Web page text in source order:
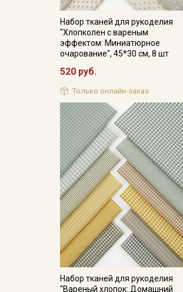
Набор тканей для рукоделия
"Хлопколен с вареным
эффектом: Миниатюрное
очарование", 45*30 см, 8 шт
520 руб.
Только онлайн-заказ
Набор тканей для рукоделия
"Вареный хлопок: Домашний